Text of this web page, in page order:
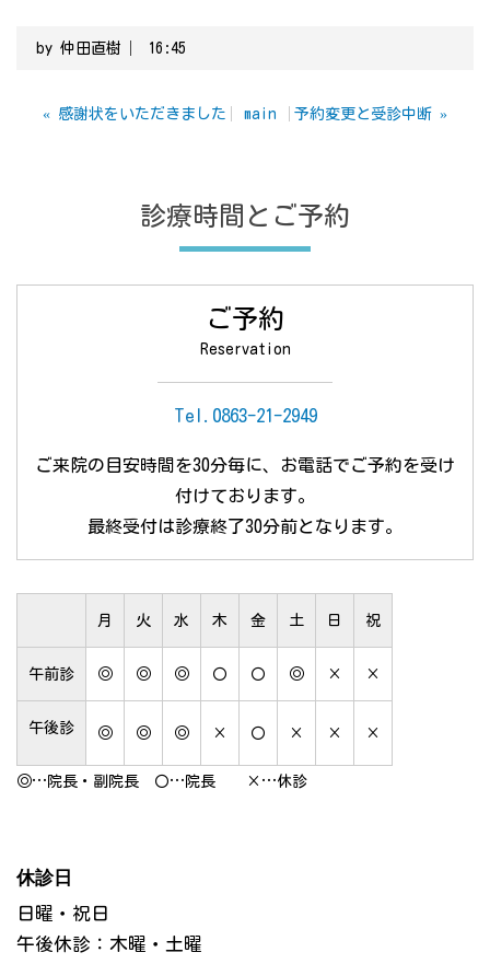
by 仲田直樹 16:45
« 感謝状をいただきました main 予約変更と受診中断 »
診療時間とご予約
ご予約
Reservation
Tel. 0863-21-2949
ご来院の目安時間を30分毎に、
お電話でご予約を受け
付けております。
最終受付は診療終了30分前となります。
月 火 水 木 金 土 日 祝
午前診 ◎ ◎ ◎ 〇 〇 ◎ × ×
午後診 ◎ ◎ ◎ × 〇 × × ×
◎…院長・副院長 〇…院長 ×…休診
休診日
日曜・祝日
午後休診：木曜・土曜